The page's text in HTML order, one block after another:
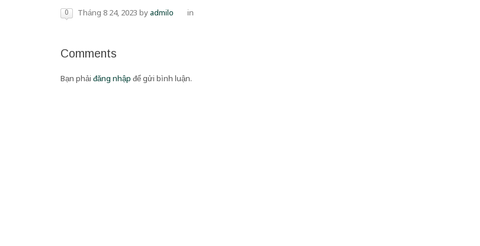
0 Tháng 8 24, 2023 byadmilo in
Comments
Bạn phải đăng nhập để gửi bình luận.